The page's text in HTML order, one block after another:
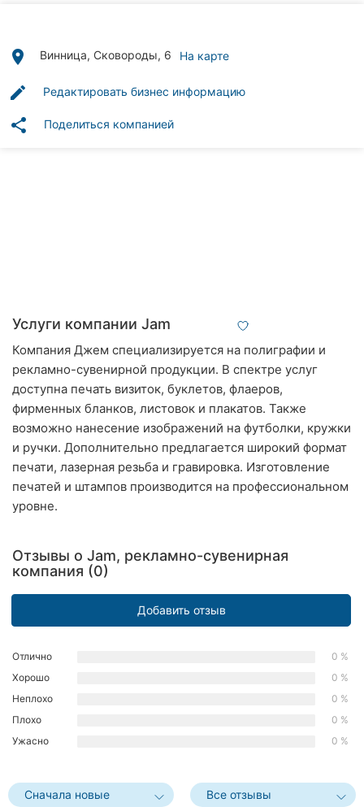
рубрики
Хмельницкий
Одесса
Кропивницкий
Киев
Запорожье
Львов
Кривой
Рог
Херсон
Полтава
place Винница, Сковороды, 6 На карте
edit Редактировать бизнес информацию
share Поделиться компанией
Услуги компании Jam
Компания Джем специализируется на полиграфии и
рекламно-сувенирной продукции. В спектре услуг
доступна печать визиток, буклетов, флаеров,
фирменных бланков, листовок и плакатов. Также
возможно нанесение изображений на футболки, кружки
и ручки. Дополнительно предлагается широкий формат
печати, лазерная резьба и гравировка. Изготовление
печатей и штампов производится на профессиональном
уровне.
Отзывы о Jam, рекламно-сувенирная
компания (0)
Добавить отзыв
Отлично
0 %
Хорошо
0 %
Неплохо
0 %
Плохо
0 %
Ужасно
0 %
Сначала новые Все отзывы